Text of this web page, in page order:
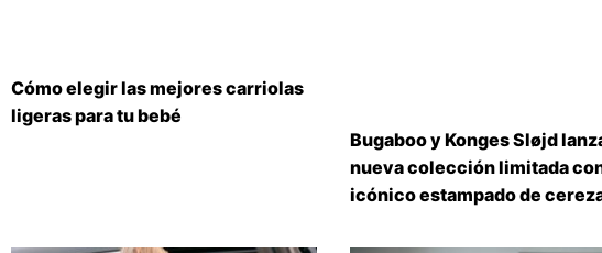
Cómo elegir las mejores carriolas
ligeras para tu bebé
Bugaboo y Konges Sløjd
nueva colección limitada
icónico estampado de